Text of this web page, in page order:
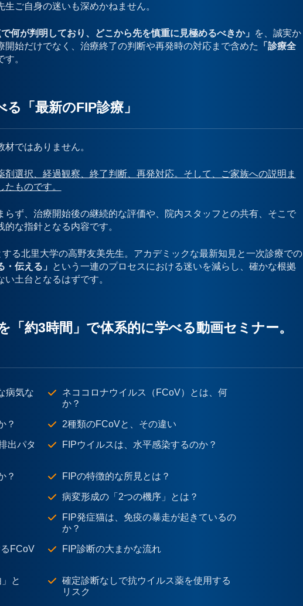
ご自身の迷いも深めかねません。
で何が判明しており、どこから先を慎重に見極めるべきか」 を、誠実か
始だけでなく、治療終了の判断や再発時の対応まで含めた 「診療全
。
「最新のFIP診療」
ではありません。
選択、経過観察、終了判断、再発対応。そして、ご家族への説明ま
ものです。
ず、治療開始後の継続的な評価や、院内スタッフとの共有、そこで
な指針となる内容です。
る北里大学の高野友美先生。アカデミックな最新知見と一次診療での
・伝える」 という一連のプロセスにおける迷いを減らし、確かな根拠
土台となるはずです。
「約3時間」で体系的に学べる動画セミナー。
病気な
ネココロナウイルス（FCoV）とは、何
か？
？ 2種類のFCoVと、その違い
出パタ
FIPウイルスは、水平感染するのか？
？ FIPの特徴的な所見とは？
病変形成の「2つの機序」とは？
FIP発症猫は、免疫の暴走が起きているの
か？
FCoV
FIP診断の大まかな流れ
と
確定診断なしで抗ウイルス薬を使用する
リスク